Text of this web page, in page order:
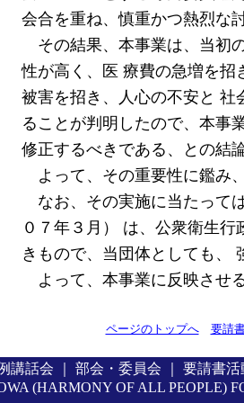
会合を重ね、慎重かつ熱烈な
その結果、本事業は、当初
性が高く、医 療費の急増を招
被害を招き、人心の不安と 社
ることが判明したので、本事
修正するべきである、との結
よって、その重要性に鑑み
なお、その実施に当たって
０７年３月） は、公衆衛生
きもので、当団体としても、
よって、本事業に反映させ
ページのトップへ 要請
講話会 部会・委員会 要請書活
(HARMONY OF ALL PEOPLE)